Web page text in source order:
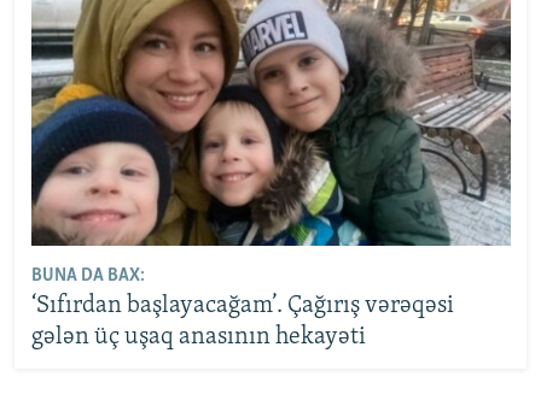
BUNA DA BAX:
‘Sıfırdan başlayacağam’. Çağırış vərəqəsi
gələn üç uşaq anasının hekayəti